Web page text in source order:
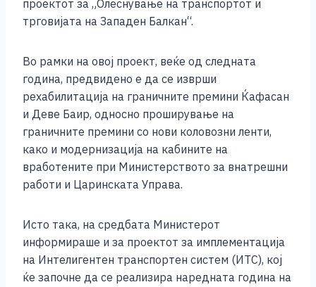
проектот за „Олеснување на транспортот и
трговијата на Западен Балкан“.
Во рамки на овој проект, веќе од следната
година, предвидено е да се изврши
рехабилитација на граничните премини Ќафасан
и Деве Баир, односно проширување на
граничните премини со нови коловозни ленти,
како и модернизација на кабините на
вработените при Министерството за внатрешни
работи и Царинската Управа.
Исто така, на средбата Министерот
информираше и за проектот за имплементација
на Интелигентен транспортен систем (ИТС), кој
ќе започне да се реализира наредната година на